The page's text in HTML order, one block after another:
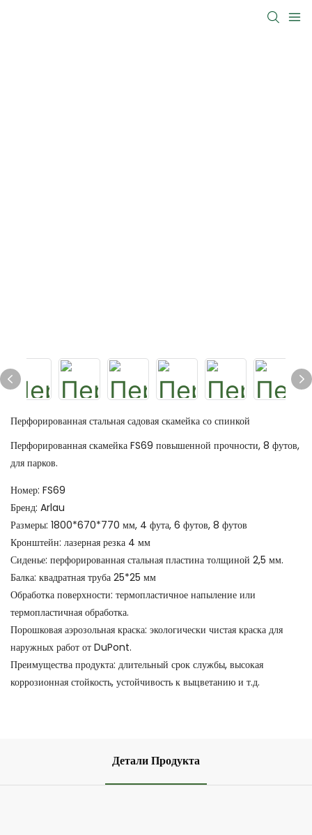
Перфорированная стальная садовая скамейка со спинкой
Перфорированная скамейка FS69 повышенной прочности, 8 футов,
для парков.
Номер: FS69
Бренд: Arlau
Размеры: 1800*670*770 мм, 4 фута, 6 футов, 8 футов
Кронштейн: лазерная резка 4 мм
Сиденье: перфорированная стальная пластина толщиной 2,5 мм.
Балка: квадратная труба 25*25 мм
Обработка поверхности: термопластичное напыление или
термопластичная обработка.
Порошковая аэрозольная краска: экологически чистая краска для
наружных работ от DuPont.
Преимущества продукта: длительный срок службы, высокая
коррозионная стойкость, устойчивость к выцветанию и т.д.
Детали Продукта